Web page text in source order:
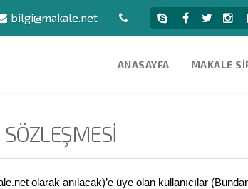
bilgi@makale.net
ANASAYFA MAKALE
olarak anılacak)’e üye olan kullanıcılar